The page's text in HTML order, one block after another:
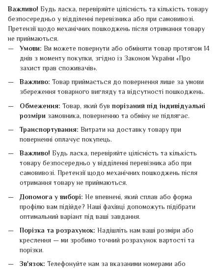
Важливо! Будь ласка, перевіряйте цілісність та кількість товару
безпосередньо у відділенні перевізника або при самовивозі.
Претензії щодо механічних пошкоджень після отримання товару
не приймаються.
Умови: Ви можете повернути або обміняти товар протягом 14
днів з моменту покупки, згідно із Законом України «Про
захист прав споживачів».
Важливо: Товар приймається до повернення лише за умови
збереження товарного вигляду та відсутності пошкоджень.
Обмеження: Товар, який був порізаний під індивідуальні
розміри замовника, поверненню та обміну не підлягає.
Транспортування: Витрати на доставку товару при
поверненні оплачує покупець.
Важливо! Будь ласка, перевіряйте цілісність та кількість
товару безпосередньо у відділенні перевізника або при
самовивозі. Претензії щодо механічних пошкоджень після
отримання товару не приймаються.
Допомога у виборі: Не впевнені, який сплав або форма
профілю вам підійде? Наші фахівці допоможуть підібрати
оптимальний варіант під ваші завдання.
Порізка та розрахунок: Надішліть нам ваші розміри або
креслення — ми зробимо точний розрахунок вартості та
порізки.
Зв'язок: Телефонуйте нам за вказаними номерами або